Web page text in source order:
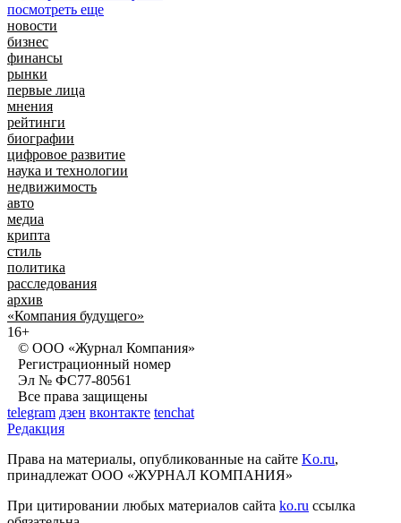
посмотреть еще
новости
бизнес
финансы
рынки
первые лица
мнения
рейтинги
биографии
цифровое развитие
наука и технологии
недвижимость
авто
медиа
крипта
стиль
политика
расследования
архив
«Компания будущего»
16+
© ООО «Журнал Компания»
Регистрационный номер
Эл № ФС77-80561
Все права защищены
telegram дзен вконтакте tenchat
Редакция
Права на материалы, опубликованные на сайте Ko.ru,
принадлежат ООО «ЖУРНАЛ КОМПАНИЯ»
При цитировании любых материалов сайта ko.ru ссылка